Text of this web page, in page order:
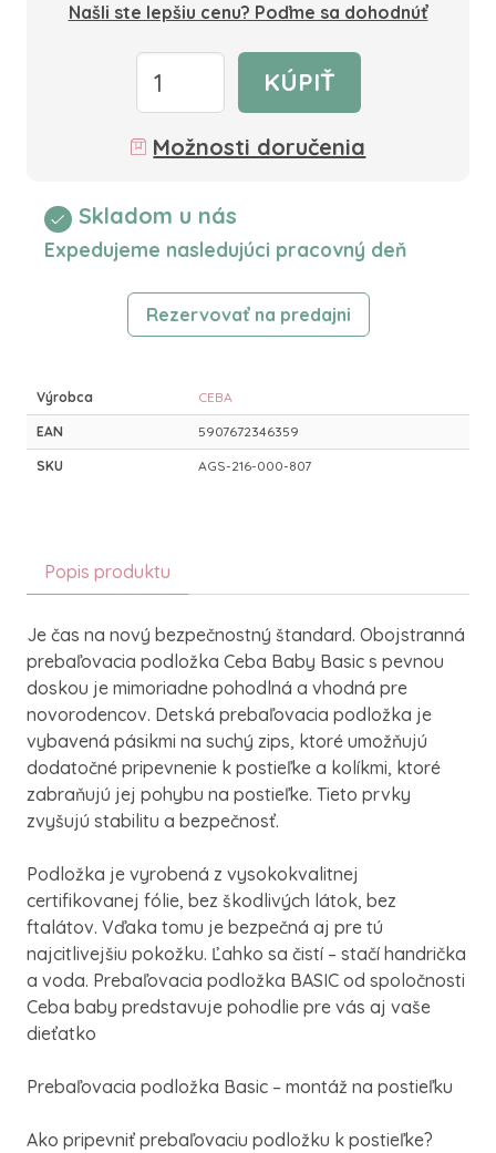
Našli ste lepšiu cenu? Poďme sa dohodnúť
KÚPIŤ
Možnosti doručenia
Skladom u nás
Expedujeme nasledujúci pracovný deň
Rezervovať na predajni
Výrobca CEBA
EAN 5907672346359
SKU AGS-216-000-807
Popis produktu
Je čas na nový bezpečnostný štandard. Obojstranná
prebaľovacia podložka Ceba Baby Basic s pevnou
doskou je mimoriadne pohodlná a vhodná pre
novorodencov. Detská prebaľovacia podložka je
vybavená pásikmi na suchý zips, ktoré umožňujú
dodatočné pripevnenie k postieľke a kolíkmi, ktoré
zabraňujú jej pohybu na postieľke. Tieto prvky
zvyšujú stabilitu a bezpečnosť.
Podložka je vyrobená z vysokokvalitnej
certifikovanej fólie, bez škodlivých látok, bez
ftalátov. Vďaka tomu je bezpečná aj pre tú
najcitlivejšiu pokožku. Ľahko sa čistí – stačí handrička
a voda. Prebaľovacia podložka BASIC od spoločnosti
Ceba baby predstavuje pohodlie pre vás aj vaše
dieťatko
Prebaľovacia podložka Basic – montáž na postieľku
Ako pripevniť prebaľovaciu podložku k postieľke?